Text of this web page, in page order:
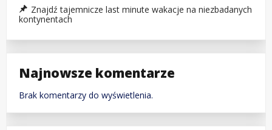
Znajdź tajemnicze last minute wakacje na niezbadanych
kontynentach
Najnowsze komentarze
Brak komentarzy do wyświetlenia.